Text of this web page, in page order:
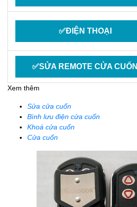
✅ĐIỆN THOẠI
✅SỬA REMOTE CỬA CUỐN
Xem thêm
Sửa cửa cuốn
Bình lưu điện cửa cuốn
Khoá cửa cuốn
Cửa cuốn